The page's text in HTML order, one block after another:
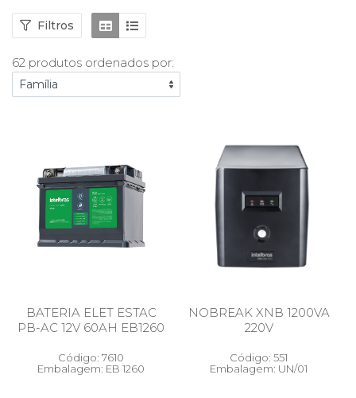
Filtros
62 produtos ordenados por:
BATERIA ELET ESTAC
PB-AC 12V 60AH EB1260
Código: 7610
Embalagem: EB 1260
NOBREAK XNB 1200VA
220V
Código: 551
Embalagem: UN/01